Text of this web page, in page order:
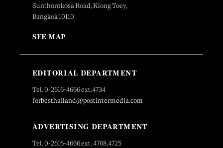
Sunthornkosa Road, Klong Toey,
Bangkok 10110
SEE MAP
EDITORIAL DEPARTMENT
Tel. 0-2616-4666 ext.4734
forbesthailand@postintermedia.com
ADVERTISING DEPARTMENT
Tel. 0-2616-4666 ext. 4768,4725